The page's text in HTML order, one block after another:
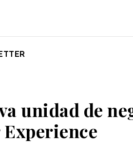
unidad de